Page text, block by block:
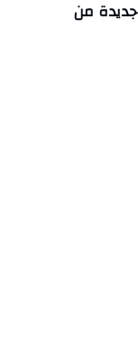
من